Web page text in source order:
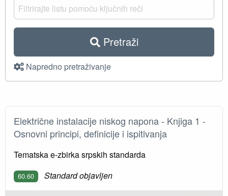
Pretraži
Napredno pretraživanje
Električne instalacije niskog napona - Knjiga 1 -
Osnovni principi, definicije i ispitivanja
Tematska e-zbirka srpskih standarda
60.60 Standard objavljen